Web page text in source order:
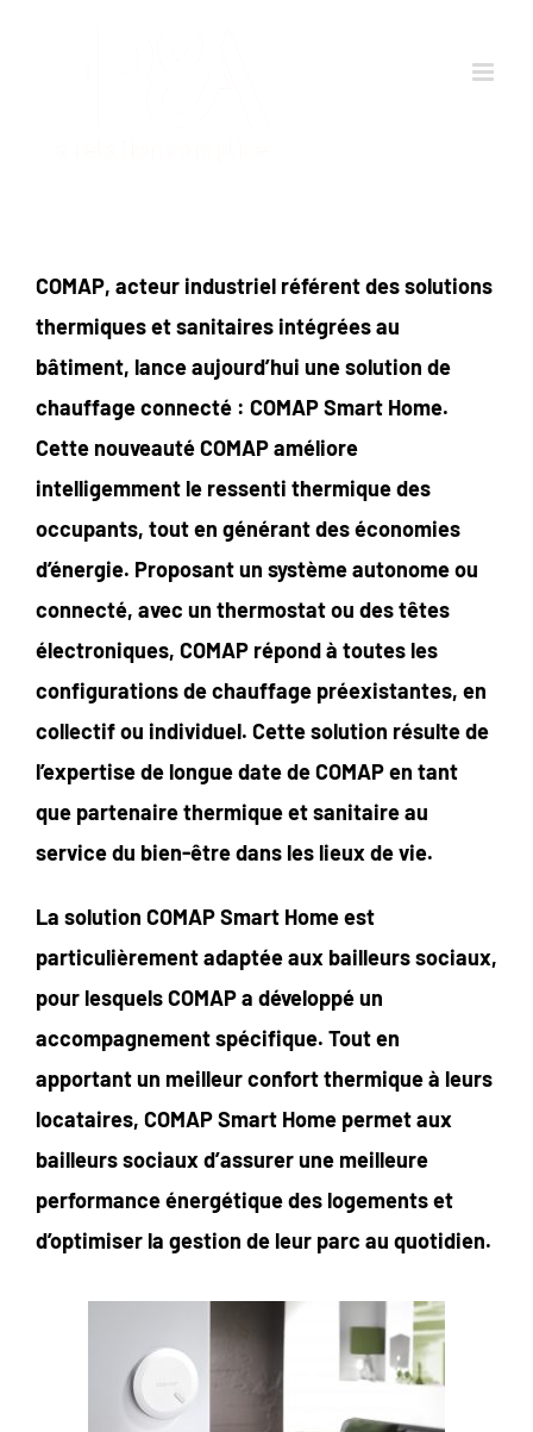
COMAP, acteur industriel référent des solutions
thermiques et sanitaires intégrées au
bâtiment, lance aujourd’hui une solution de
chauffage connecté : COMAP Smart Home.
Cette nouveauté COMAP améliore
intelligemment le ressenti thermique des
occupants, tout en générant des économies
d’énergie. Proposant un système autonome ou
connecté, avec un thermostat ou des têtes
électroniques, COMAP répond à toutes les
configurations de chauffage préexistantes, en
collectif ou individuel. Cette solution résulte de
l’expertise de longue date de COMAP en tant
que partenaire thermique et sanitaire au
service du bien-être dans les lieux de vie.
La solution COMAP Smart Home est
particulièrement adaptée aux bailleurs sociaux,
pour lesquels COMAP a développé un
accompagnement spécifique. Tout en
apportant un meilleur confort thermique à leurs
locataires, COMAP Smart Home permet aux
bailleurs sociaux d’assurer une meilleure
performance énergétique des logements et
d’optimiser la gestion de leur parc au quotidien.